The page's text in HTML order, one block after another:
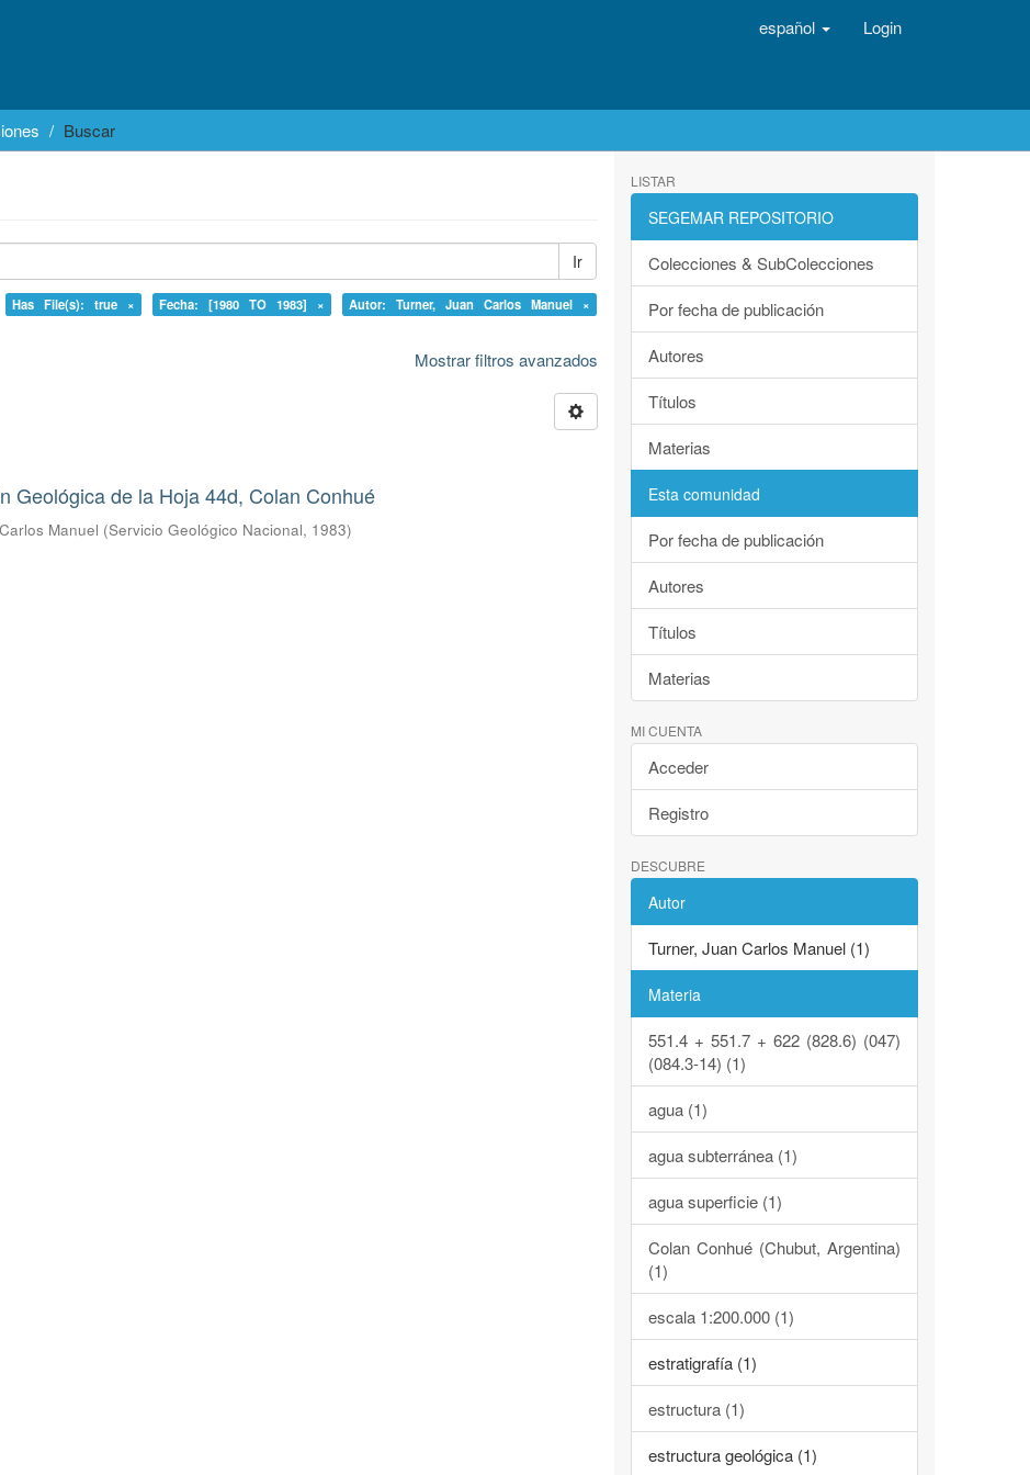
español Login
Buscar
Ir
Has File(s): true × Fecha: [1980 TO 1983] ×
Autor: Turner, Juan Carlos Manuel ×
Mostrar filtros avanzados
Geológica de la Hoja 44d, Colan Conhué
Manuel (Servicio Geológico Nacional, 1983)
LISTAR
SEGEMAR REPOSITORIO
Colecciones & SubColecciones
Por fecha de publicación
Autores
Títulos
Materias
Esta comunidad
Por fecha de publicación
Autores
Títulos
Materias
MI CUENTA
Acceder
Registro
DESCUBRE
Autor
Turner, Juan Carlos Manuel (1)
Materia
551.4 + 551.7 + 622 (828.6) (047)
(084.3-14) (1)
agua (1)
agua subterránea (1)
agua superficie (1)
Colan Conhué (Chubut, Argentina)
(1)
escala 1:200.000 (1)
estratigrafía (1)
estructura (1)
estructura geológica (1)